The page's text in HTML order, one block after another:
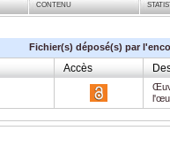
CONTENU
Fichier(s) déposé(s) par
Accès